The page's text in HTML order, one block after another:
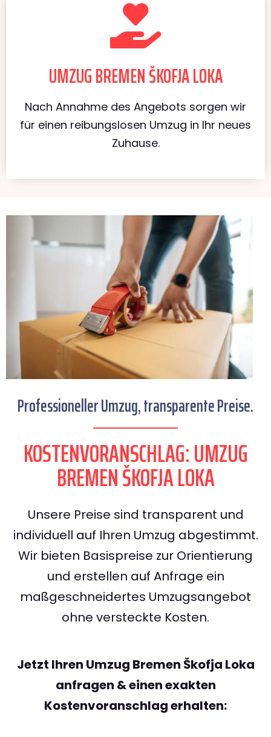
UMZUG BREMEN ŠKOFJA LOKA
Nach Annahme des Angebots sorgen wir
für einen reibungslosen Umzug in Ihr neues
Zuhause.
Professioneller Umzug, transparente Preise.
KOSTENVORANSCHLAG: UMZUG
BREMEN ŠKOFJA LOKA
Unsere Preise sind transparent und
individuell auf Ihren Umzug abgestimmt.
Wir bieten Basispreise zur Orientierung
und erstellen auf Anfrage ein
maßgeschneidertes Umzugsangebot
ohne versteckte Kosten.
Jetzt Ihren Umzug Bremen Škofja Loka
anfragen & einen exakten
Kostenvoranschlag erhalten: